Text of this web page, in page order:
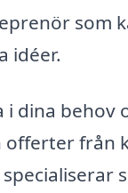
som
idéer.
i dina behov
offerter från